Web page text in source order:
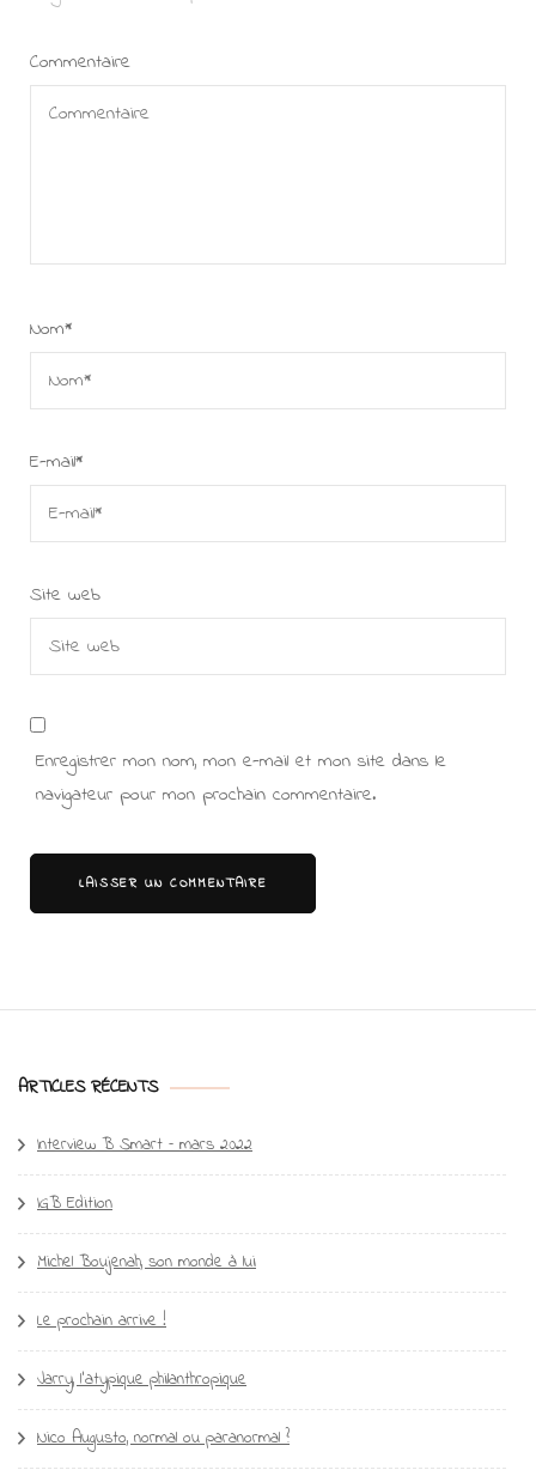
Commentaire
Nom*
E-mail*
Site web
Enregistrer mon nom, mon e-mail et mon site dans le
navigateur pour mon prochain commentaire.
ARTICLES RÉCENTS
Interview B Smart – mars 2022
IGB Edition
Michel Boujenah, son monde à lui
Le prochain arrive !
Jarry, l’atypique philanthropique
Nico Augusto, normal ou paranormal ?